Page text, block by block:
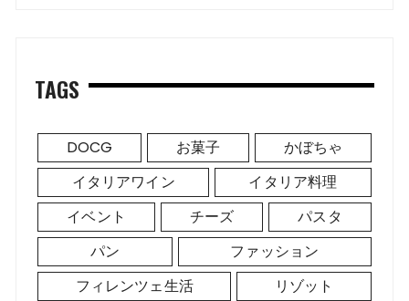
TAGS
DOCG お菓子
かぼちゃ
イタリアワイン
イタリア料理
イベント
チーズ
パスタ
パン
ファッション
フィレンツェ生活
リゾット